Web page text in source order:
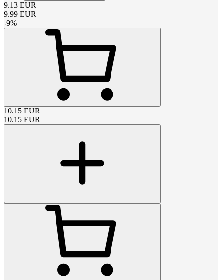
9.13 EUR
9.99 EUR
-9%
10.15 EUR
10.15 EUR